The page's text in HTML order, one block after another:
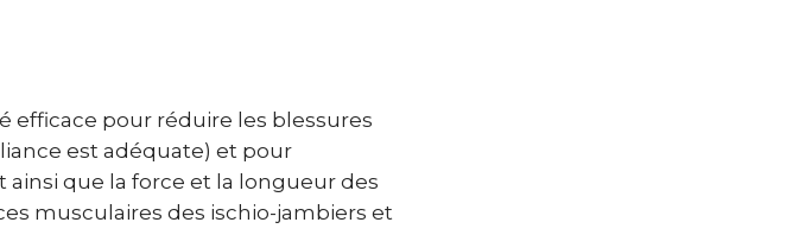
efficace pour réduire les blessures
est adéquate) et pour
que la force et la longueur des
musculaires des ischio-jambiers et